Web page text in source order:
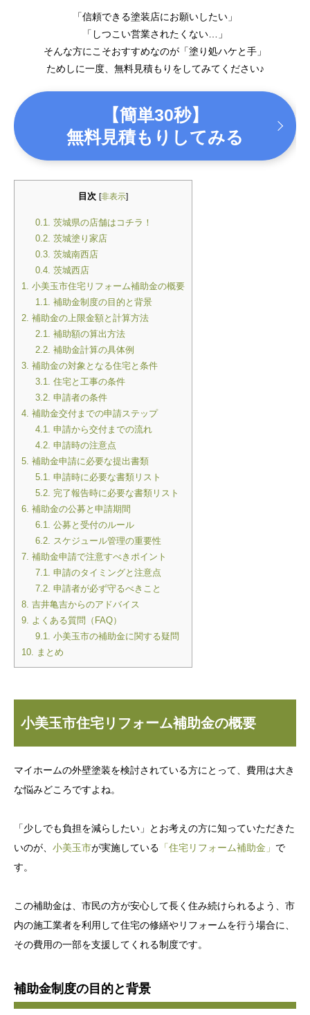
「信頼できる塗装店にお願いしたい」
「しつこい営業されたくない…」
そんな方にこそおすすめなのが「塗り処ハケと手」
ためしに一度、無料見積もりをしてみてください♪
【簡単30秒】
無料見積もりしてみる
目次 [非表示]
0.1. 茨城県の店舗はコチラ！
0.2. 茨城塗り家店
0.3. 茨城南西店
0.4. 茨城西店
1. 小美玉市住宅リフォーム補助金の概要
1.1. 補助金制度の目的と背景
2. 補助金の上限金額と計算方法
2.1. 補助額の算出方法
2.2. 補助金計算の具体例
3. 補助金の対象となる住宅と条件
3.1. 住宅と工事の条件
3.2. 申請者の条件
4. 補助金交付までの申請ステップ
4.1. 申請から交付までの流れ
4.2. 申請時の注意点
5. 補助金申請に必要な提出書類
5.1. 申請時に必要な書類リスト
5.2. 完了報告時に必要な書類リスト
6. 補助金の公募と申請期間
6.1. 公募と受付のルール
6.2. スケジュール管理の重要性
7. 補助金申請で注意すべきポイント
7.1. 申請のタイミングと注意点
7.2. 申請者が必ず守るべきこと
8. 吉井亀吉からのアドバイス
9. よくある質問（FAQ）
9.1. 小美玉市の補助金に関する疑問
10. まとめ
小美玉市住宅リフォーム補助金の概要
マイホームの外壁塗装を検討されている方にとって、費用は大き
な悩みどころですよね。
「少しでも負担を減らしたい」とお考えの方に知っていただきた
いのが、 小美玉市が実施している 「住宅リフォーム補助金」 で
す。
この補助金は、市民の方が安心して長く住み続けられるよう、市
内の施工業者を利用して住宅の修繕やリフォームを行う場合に、
その費用の一部を支援してくれる制度です。
補助金制度の目的と背景